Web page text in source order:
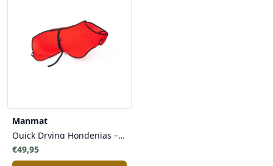
Manmat
Quick Drying Hondenjas – Sneldrogende & Ademende Bescherming na Intensieve Training in Rood of Zwart
€49,95